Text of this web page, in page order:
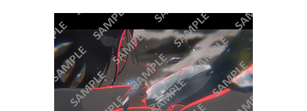
プリペイドカード・金券
ニンテンドー・ダウンロードカード
切手・はがき・印紙
セブン銀行ATM
チケットサービス
セブンチケット
チケットぴあ
セブン‐イレブンでお受取り
タワーレコード
停電時のサービス停止のお知らせ
貸借対照表・損益計算書
セブン＆アイ・ホールディングスの重点課題
サステナビリティ活動基本方針
サステナビリティ推進体制
加盟店オーナー募集 物件募集・購入
アルバイト情報 採用情報
ネットショッピング